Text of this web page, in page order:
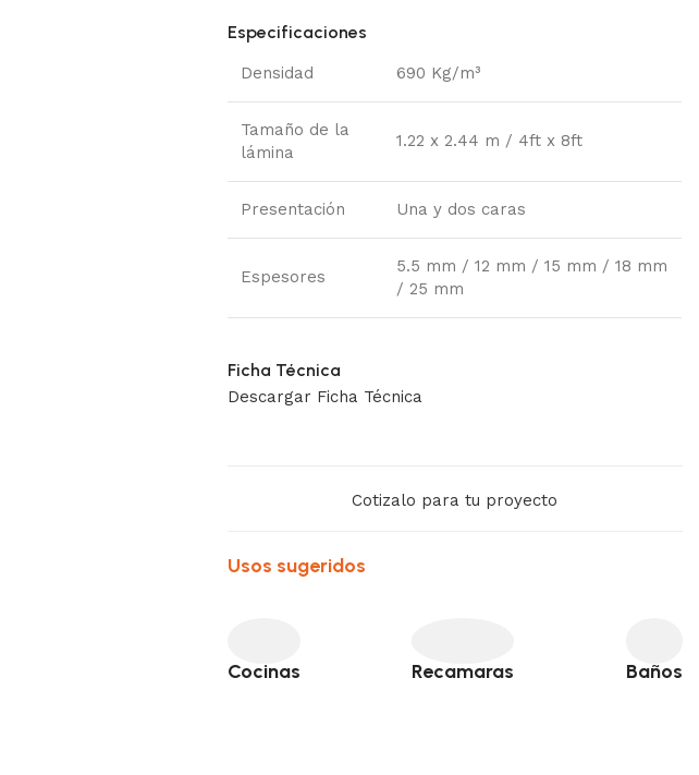
Especificaciones
Densidad 690 Kg/m³
Tamaño de la
lámina
1.22 x 2.44 m / 4ft x 8ft
Presentación Una y dos caras
Espesores
5.5 mm / 12 mm / 15 mm / 18 mm
/ 25 mm
Ficha Técnica
Descargar Ficha Técnica
Cotizalo para tu proyecto
Usos sugeridos
Cocinas Recamaras Baños